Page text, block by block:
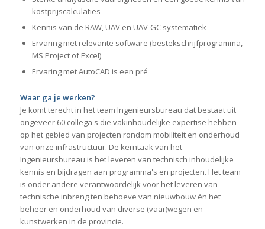
kostprijscalculaties
Kennis van de RAW, UAV en UAV-GC systematiek
Ervaring met relevante software (bestekschrijfprogramma,
MS Project of Excel)
Ervaring met AutoCAD is een pré
Waar ga je werken?
Je komt terecht in het team Ingenieursbureau dat bestaat uit
ongeveer 60 collega's die vakinhoudelijke expertise hebben
op het gebied van projecten rondom mobiliteit en onderhoud
van onze infrastructuur. De kerntaak van het
Ingenieursbureau is het leveren van technisch inhoudelijke
kennis en bijdragen aan programma's en projecten. Het team
is onder andere verantwoordelijk voor het leveren van
technische inbreng ten behoeve van nieuwbouw én het
beheer en onderhoud van diverse (vaar)wegen en
kunstwerken in de provincie.